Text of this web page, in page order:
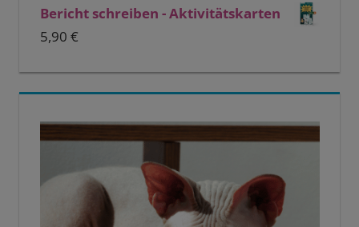
Bericht schreiben - Aktivitätskarten
5,90 €